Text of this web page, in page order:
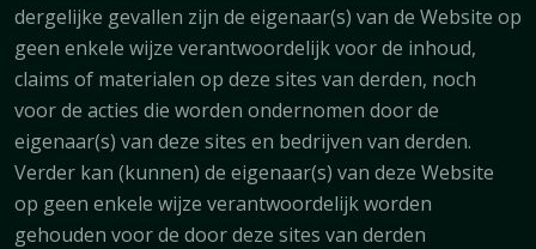
dergelijke gevallen zijn de eigenaar(s) van de Website op
geen enkele wijze verantwoordelijk voor de inhoud,
claims of materialen op deze sites van derden, noch
voor de acties die worden ondernomen door de
eigenaar(s) van deze sites en bedrijven van derden.
Verder kan (kunnen) de eigenaar(s) van deze Website
op geen enkele wijze verantwoordelijk worden
gehouden voor de door deze sites van derden